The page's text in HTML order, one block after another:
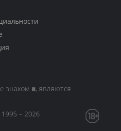
■, являются
– 2026